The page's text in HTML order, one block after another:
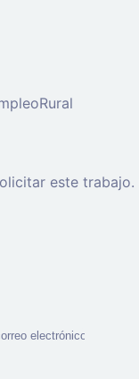
este trabajo.